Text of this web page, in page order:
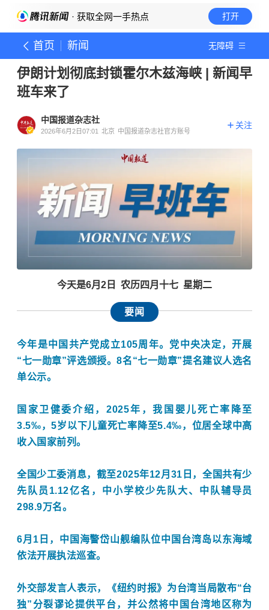
· 获取全网一手热点 打开
首页 新闻 无障碍
伊朗计划彻底封锁霍尔木兹海峡 | 新闻早
班车来了
中国报道杂志社
2026年6月2日07:01 北京 中国报道杂志社官方账号
关注
今天是6月2日 农历四月十七 星期二
要闻
今年是中国共产党成立105周年。党中央决定，开展
“七一勋章”评选颁授。8名“七一勋章”提名建议人选名
单公示。
国家卫健委介绍，2025年，我国婴儿死亡率降至
3.5‰，5岁以下儿童死亡率降至5.4‰，位居全球中高
收入国家前列。
全国少工委消息，截至2025年12月31日，全国共有少
先队员1.12亿名，中小学校少先队大、中队辅导员
298.9万名。
6月1日，中国海警岱山舰编队位中国台湾岛以东海域
依法开展执法巡查。
外交部发言人表示，《纽约时报》为台湾当局散布“台
独”分裂谬论提供平台，并公然将中国台湾地区称为